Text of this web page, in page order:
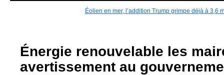
Éolien en mer, l’addition Trump grimpe déjà à 3,6
Énergie renouvelable les
avertissement au